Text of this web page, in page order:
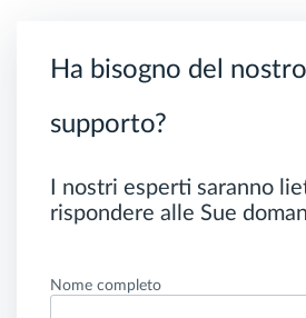
Ha bisogno del
supporto?
I nostri esperti saranno
rispondere alle Sue
Nome completo